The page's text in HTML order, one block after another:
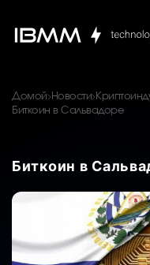
Домой Новости
Биткоин в Сальвадоре
Биткоин в